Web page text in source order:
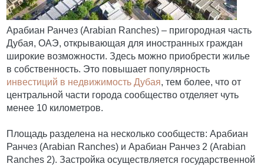
Арабиан Ранчез (Arabian Ranches) – пригородная часть
Дубая, ОАЭ, открывающая для иностранных граждан
широкие возможности. Здесь можно приобрести жилье
в собственность. Это повышает популярность
инвестиций в недвижимость Дубая, тем более, что от
центральной части города сообщество отделяет чуть
менее 10 километров.
Площадь разделена на несколько сообществ: Арабиан
Ранчез (Arabian Ranches) и Арабиан Ранчез 2 (Arabian
Ranches 2). Застройка осуществляется государственной